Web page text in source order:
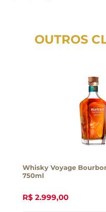
OUTROS
Whisky Voyage
750ml
R$ 2.999,00